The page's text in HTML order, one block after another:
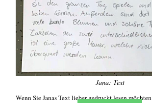
Jana: Text
Wenn Sie Janas Text lieber gedruckt lesen möchten